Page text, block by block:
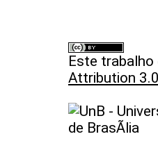
Este
Attribution 3.0